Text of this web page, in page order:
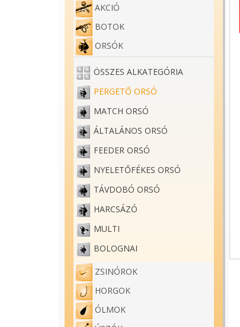
AKCIÓ
BOTOK
ORSÓK
ÖSSZES ALKATEGÓRIA
PERGETŐ ORSÓ
MATCH ORSÓ
ÁLTALÁNOS ORSÓ
FEEDER ORSÓ
NYELETŐFÉKES ORSÓ
TÁVDOBÓ ORSÓ
HARCSÁZÓ
MULTI
BOLOGNAI
ZSINÓROK
HORGOK
ÓLMOK